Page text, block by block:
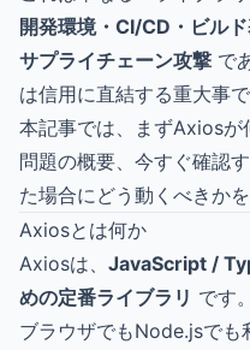
開発環境・CI/CD・ビル
サプライチェーン攻撃 で
は信用に直結する重大事で
本記事では、まずAxios
問題の概要、今すぐ確認
た場合にどう動くべきかを
Axiosとは何か
Axiosは、 JavaScript /
めの定番ライブラリ です。
ブラウザでもNode.jsでも